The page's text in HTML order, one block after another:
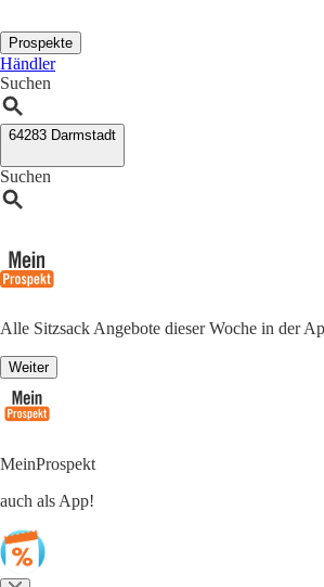
Prospekte
Händler
Suchen
64283 Darmstadt
Suchen
Alle Sitzsack Angebote dieser Woche in der
Weiter
MeinProspekt
auch als App!